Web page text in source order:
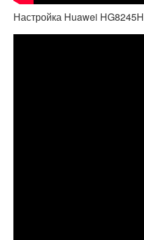
Настройка Huawei HG8245H